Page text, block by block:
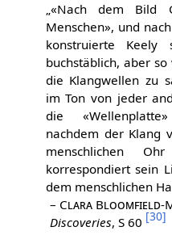
„«Nach dem Bild
Menschen», und
konstruierte Keely
buchstäblich, aber
die Klangwellen zu
im Ton von jeder
die
nachdem der Klang
menschlichen
korrespondiert sein
dem menschlichen
– Clara Bloomfield-
Discoveries, S 60 [30]